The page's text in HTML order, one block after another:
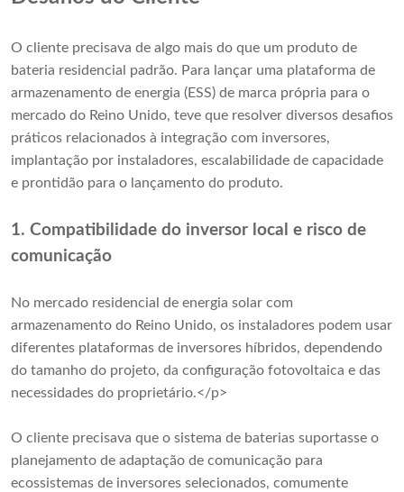
O cliente precisava de algo mais do que um produto de
bateria residencial padrão. Para lançar uma plataforma de
armazenamento de energia (ESS) de marca própria para o
mercado do Reino Unido, teve que resolver diversos desafios
práticos relacionados à integração com inversores,
implantação por instaladores, escalabilidade de capacidade
e prontidão para o lançamento do produto.
1. Compatibilidade do inversor local e risco de
comunicação
No mercado residencial de energia solar com
armazenamento do Reino Unido, os instaladores podem usar
diferentes plataformas de inversores híbridos, dependendo
do tamanho do projeto, da configuração fotovoltaica e das
necessidades do proprietário.</p>
O cliente precisava que o sistema de baterias suportasse o
planejamento de adaptação de comunicação para
ecossistemas de inversores selecionados, comumente